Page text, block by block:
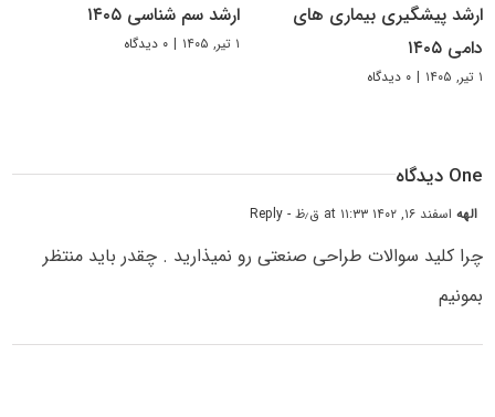
ارشد پیشگیری بیماری های
دامی ۱۴۰۵
۱ تیر, ۱۴۰۵ | ۰ دیدگاه
ارشد سم شناسی ۱۴۰۵
۱ تیر, ۱۴۰۵ | ۰ دیدگاه
One دیدگاه
الههاسفند ۱۶, ۱۴۰۲ at ۱۱:۳۳ ق٫ظ - Reply
چرا کلید سوالات طراحی صنعتی رو نمیذارید . چقدر باید منتظر
بمونیم